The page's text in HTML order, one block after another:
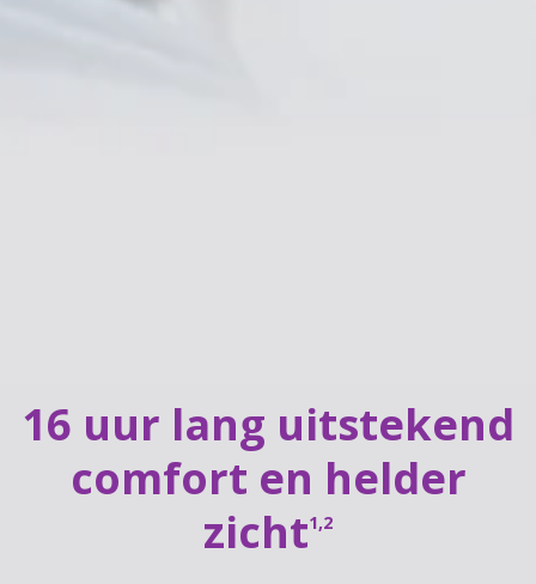
16 uur lang uitstekend
comfort en helder
zicht1,2